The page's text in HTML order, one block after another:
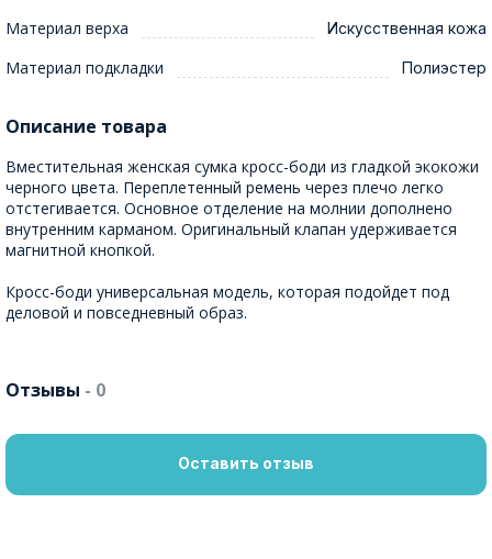
Материал верха Искусственная кожа
Материал подкладки Полиэстер
Описание товара
Вместительная женская сумка кросс-боди из гладкой экокожи
черного цвета. Переплетенный ремень через плечо легко
отстегивается. Основное отделение на молнии дополнено
внутренним карманом. Оригинальный клапан удерживается
магнитной кнопкой.
Кросс-боди универсальная модель, которая подойдет под
деловой и повседневный образ.
Отзывы - 0
Оставить отзыв